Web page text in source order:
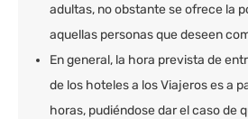
adultas, no obstante se ofrece la
aquellas personas que deseen
En general, la hora prevista de
de los hoteles a los Viajeros es a
horas, pudiéndose dar el caso de